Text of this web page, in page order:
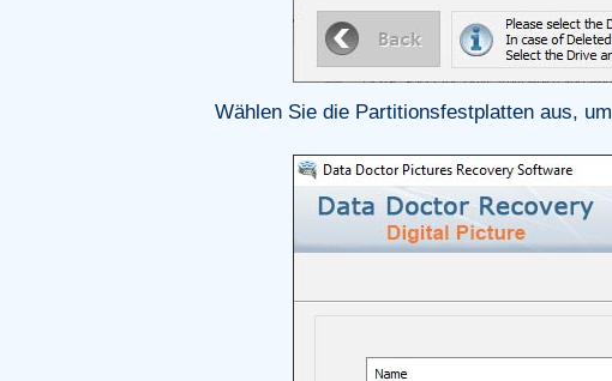
Wählen Sie die Partitionsfestplatten aus,